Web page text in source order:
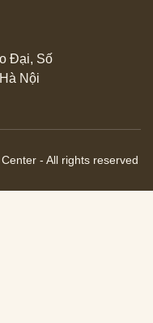
Đại, Số
Nội
- All rights reserved